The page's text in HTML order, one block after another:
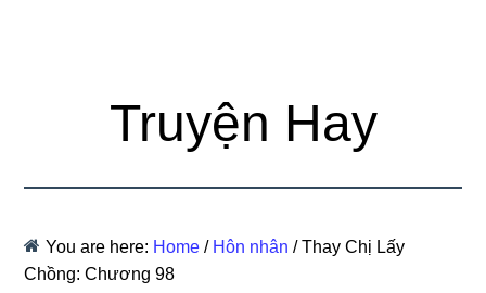
Truyện Hay
You are here: Home / Hôn nhân /Thay Chị Lấy
Chồng: Chương 98